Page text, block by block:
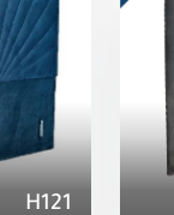
H121